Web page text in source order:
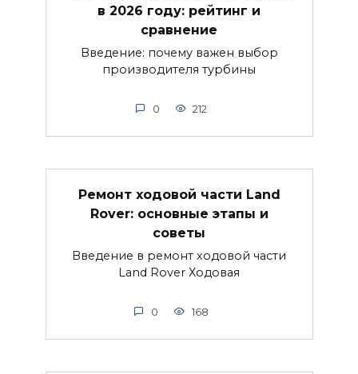
в 2026 году: рейтинг и
сравнение
Введение: почему важен выбор
производителя турбины
0 212
Ремонт ходовой части Land
Rover: основные этапы и
советы
Введение в ремонт ходовой части
Land Rover Ходовая
0 168